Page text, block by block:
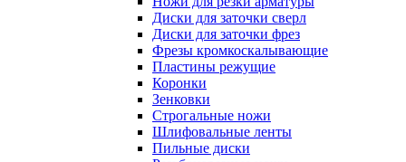
Диски для заточки сверл
Диски для заточки фрез
Фрезы кромкоскалывающие
Пластины режущие
Коронки
Зенковки
Строгальные ножи
Шлифовальные ленты
Пильные диски